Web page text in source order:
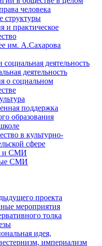
человека
структуры
и практическое
им. А.Сахарова
деятельность
деятельность
о социальном
поддержка
образования
в культурно-
сфере
и СМИ
СМИ
проекта
мероприятия
толка
идея,
империализм